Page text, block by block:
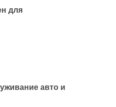
для
авто и